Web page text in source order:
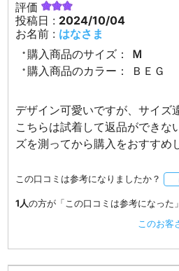
評価
投稿日 : 2024/10/04
お名前 : はなさま
購入商品のサイズ：
Ｍ
購入商品のカラー：
ＢＥＧ
デザイン可愛いですが、サイズ
こちらは試着して返品ができな
ズを測ってから購入をおすすめ
この口コミは参考になりましたか？
1人の方が「この口コミは参考になった
このお客